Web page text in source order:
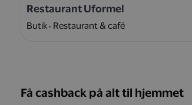
Restaurant Uformel
Butik Restaurant & café
Få cashback på alt til hjemmet